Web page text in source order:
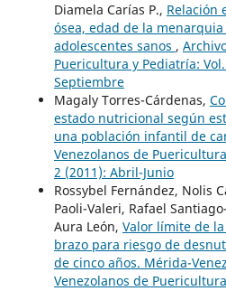
Diamela Carías P., Relación
ósea, edad de la
adolescentes sanos ,
Puericultura y Pediatría:
Septiembre
Magaly Torres-Cárdenas,
estado nutricional según
una población infantil de
Venezolanos de
2 (2011): Abril-Junio
Rossybel Fernández, Nolis
Paoli-Valeri, Rafael
Aura León, Valor límite de
brazo para riesgo de
de cinco años. Mérida-
Venezolanos de